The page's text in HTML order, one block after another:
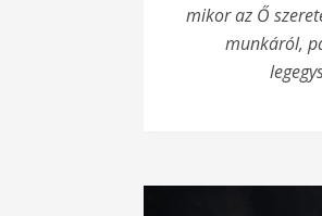
mikor az Ő
munkáról,